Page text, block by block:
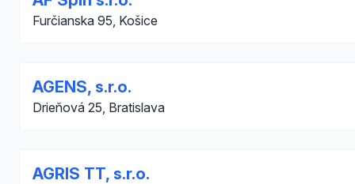
Furčianska 95, Košice
AGENS, s.r.o.
Drieňová 25, Bratislava
AGRIS TT, s.r.o.